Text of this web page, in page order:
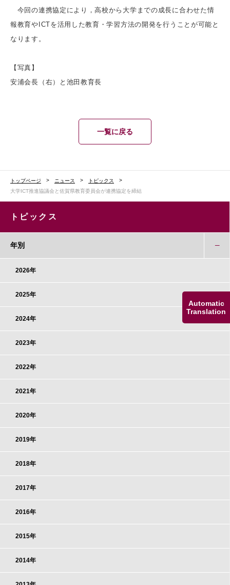
Automatic
Translation
今回の連携協定により，高校から大学までの成長に合わせた情
報教育やICTを活用した教育・学習方法の開発を行うことが可能と
なります。
【写真】
安浦会長（右）と池田教育長
一覧に戻る
トップページ ニュース
トピックス
大学ICT推進協議会と佐賀県教育委員会が連携協定を締結
トピックス
年別
2026年
2025年
2024年
2023年
2022年
2021年
2020年
2019年
2018年
2017年
2016年
2015年
2014年